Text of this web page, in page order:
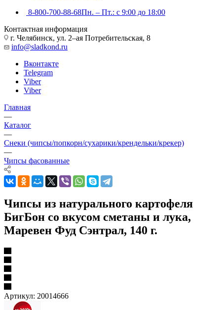
8-800-700-88-68Пн. – Пт.: с 9:00 до 18:00
Контактная информация
г. Челябинск, ул. 2–ая Потребительская, 8
info@sladkond.ru
Вконтакте
Telegram
Viber
Viber
Главная
—
Каталог
—
Снеки (чипсы/попкорн/сухарики/крендельки/крекер)
—
Чипсы фасованные
Чипсы из натурального картофеля
БигБон со вкусом сметаны и лука,
Маревен Фуд Сэнтрал, 140 г.
Артикул: 20014666